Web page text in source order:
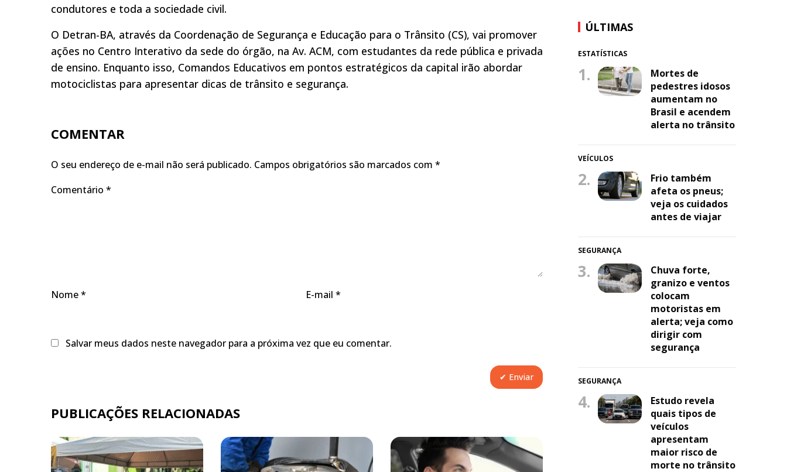
condutores e toda a sociedade civil.
O Detran-BA, através da Coordenação de Segurança e Educação para o Trânsito (CS), vai promover
ações no Centro Interativo da sede do órgão, na Av. ACM, com estudantes da rede pública e privada
de ensino. Enquanto isso, Comandos Educativos em pontos estratégicos da capital irão abordar
motociclistas para apresentar dicas de trânsito e segurança.
COMENTAR
O seu endereço de e-mail não será publicado. Campos obrigatórios são marcados com *
Comentário *
Nome* E-mail *
Salvar meus dados neste navegador para a próxima vez que eu comentar.
PUBLICAÇÕES RELACIONADAS
ÚLTIMAS
ESTATÍSTICAS
1.
Mortes de
pedestres idosos
aumentam no
Brasil e acendem
alerta no trânsito
VEÍCULOS
2.
Frio também
afeta os pneus;
veja os cuidados
antes de viajar
SEGURANÇA
3.
Chuva forte,
granizo e ventos
colocam
motoristas em
alerta; veja como
dirigir com
segurança
SEGURANÇA
4.
Estudo revela
quais tipos de
veículos
apresentam
maior risco de
morte no trânsito